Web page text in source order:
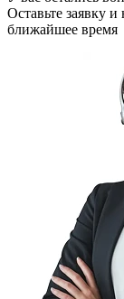
Оставьте заявку и
ближайшее время